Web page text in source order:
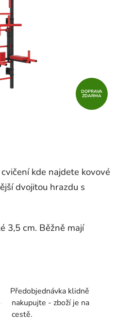
kde najdete kovové
dvojitou hrazdu s
3,5 cm. Běžně mají
Předobjednávka klidně
nakupujte - zboží je na
cestě.
DOPRAVA
ZDARMA